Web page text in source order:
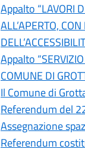
Appalto “LAVORI
ALL’APERTO,
Appalto
COMUNE DI
Il Comune di
Referendum del
Assegnazione
Referendum